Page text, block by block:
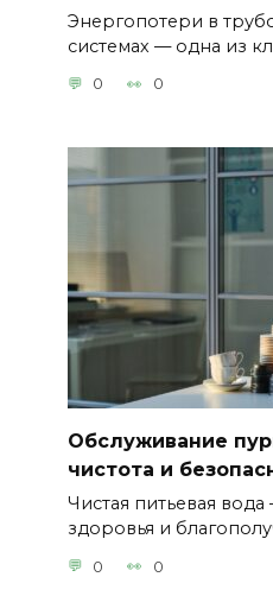
Энергопотери в
системах — одна из
0 0
Обслуживание
чистота и
Чистая питьевая
здоровья и
0 0